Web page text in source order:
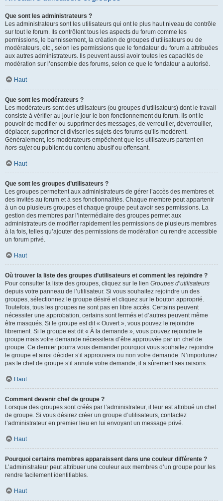
Que sont les administrateurs ?
Les administrateurs sont les utilisateurs qui ont le plus haut niveau de contrôle
sur tout le forum. Ils contrôlent tous les aspects du forum comme les
permissions, le bannissement, la création de groupes d’utilisateurs ou de
modérateurs, etc., selon les permissions que le fondateur du forum a attribuées
aux autres administrateurs. Ils peuvent aussi avoir toutes les capacités de
modération sur l’ensemble des forums, selon ce que le fondateur a autorisé.
Haut
Que sont les modérateurs ?
Les modérateurs sont des utilisateurs (ou groupes d’utilisateurs) dont le travail
consiste à vérifier au jour le jour le bon fonctionnement du forum. Ils ont le
pouvoir de modifier ou supprimer des messages, de verrouiller, déverrouiller,
déplacer, supprimer et diviser les sujets des forums qu’ils modèrent.
Généralement, les modérateurs empêchent que les utilisateurs partent en
hors-sujetou publient du contenu abusif ou offensant.
Haut
Que sont les groupes d’utilisateurs ?
Les groupes permettent aux administrateurs de gérer l’accès des membres et
des invités au forum et à ses fonctionnalités. Chaque membre peut appartenir
à un ou plusieurs groupes et chaque groupe peut avoir ses permissions. La
gestion des membres par l’intermédiaire des groupes permet aux
administrateurs de modifier rapidement les permissions de plusieurs membres
à la fois, telles qu’ajouter des permissions de modération ou rendre accessible
un forum privé.
Haut
Où trouver la liste des groupes d’utilisateurs et comment les rejoindre ?
Pour consulter la liste des groupes, cliquez sur le lien Groupes d’utilisateurs
depuis votre panneau de l’utilisateur. Si vous souhaitez rejoindre un des
groupes, sélectionnez le groupe désiré et cliquez sur le bouton approprié.
Toutefois, tous les groupes ne sont pas en libre accès. Certains peuvent
nécessiter une approbation, certains sont fermés et d’autres peuvent même
être masqués. Si le groupe est dit « Ouvert », vous pouvez le rejoindre
librement. Si le groupe est dit « À la demande », vous pouvez rejoindre le
groupe mais votre demande nécessitera d’être approuvée par un chef de
groupe. Ce dernier pourra vous demander pourquoi vous souhaitez rejoindre
le groupe et ainsi décider s’il approuvera ou non votre demande. N’importunez
pas le chef de groupe s’il annule votre demande, il a sûrement ses raisons.
Haut
Comment devenir chef de groupe ?
Lorsque des groupes sont créés par l’administrateur, il leur est attribué un chef
de groupe. Si vous désirez créer un groupe d’utilisateurs, contactez
l’administrateur en premier lieu en lui envoyant un message privé.
Haut
Pourquoi certains membres apparaissent dans une couleur différente ?
L’administrateur peut attribuer une couleur aux membres d’un groupe pour les
rendre facilement identifiables.
Haut